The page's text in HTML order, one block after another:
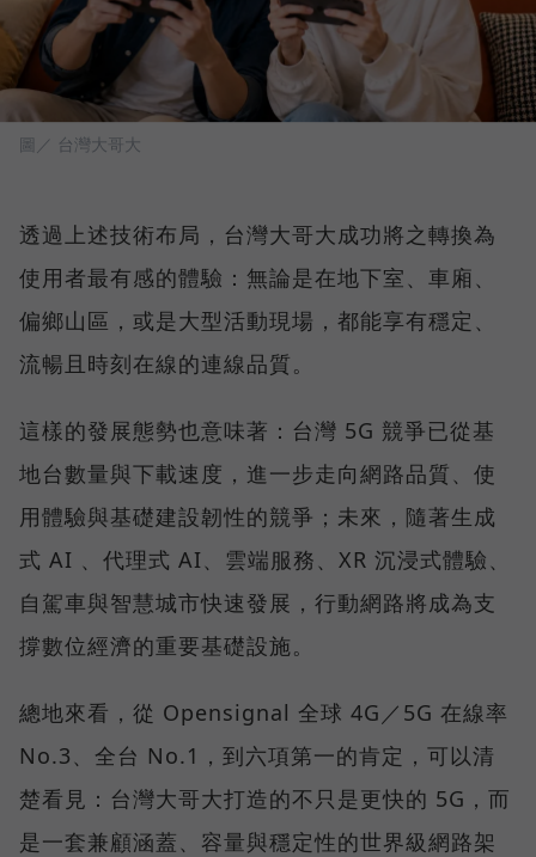
圖／ 台灣大哥大
透過上述技術布局，台灣大哥大成功將之轉換為
使用者最有感的體驗：無論是在地下室、車廂、
偏鄉山區，或是大型活動現場，都能享有穩定、
流暢且時刻在線的連線品質。
這樣的發展態勢也意味著：台灣 5G 競爭已從基
地台數量與下載速度，進一步走向網路品質、使
用體驗與基礎建設韌性的競爭；未來，隨著生成
式 AI 、代理式 AI、雲端服務、XR 沉浸式體驗、
自駕車與智慧城市快速發展，行動網路將成為支
撐數位經濟的重要基礎設施。
總地來看，從 Opensignal 全球 4G／5G 在線率
No.3、全台 No.1，到六項第一的肯定，可以清
楚看見：台灣大哥大打造的不只是更快的 5G，而
是一套兼顧涵蓋、容量與穩定性的世界級網路架